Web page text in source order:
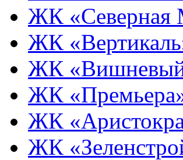
ЖК «Северная
ЖК
ЖК «Вишневый
ЖК
ЖК
ЖК